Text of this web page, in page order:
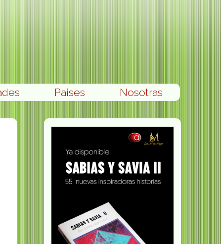
Nosotras
Paises